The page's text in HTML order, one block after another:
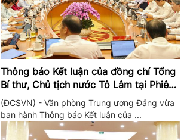
Thông báo Kết luận của đồng chí Tổng
Bí thư, Chủ tịch nước Tô Lâm tại Phiên
họp Ban Chỉ đạo Trung ương thực hiện
Nghị quyết 57
(ĐCSVN) - Văn phòng Trung ương Đảng vừa
ban hành Thông báo Kết luận của ...